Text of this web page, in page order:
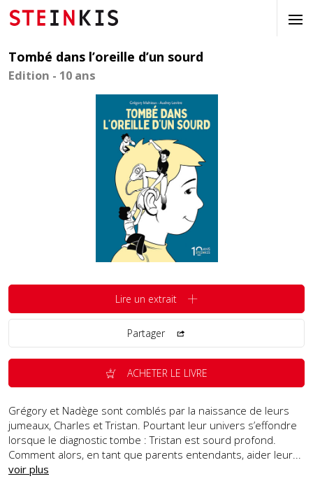
Tombé dans l’oreille d’un sourd
Edition - 10 ans
Lire un extrait
Partager
ACHETER LE LIVRE
Grégory et Nadège sont comblés par la naissance de leurs
jumeaux, Charles et Tristan. Pourtant leur univers s’effondre
lorsque le diagnostic tombe : Tristan est sourd profond.
Comment alors, en tant que parents entendants, aider leur...
voir plus